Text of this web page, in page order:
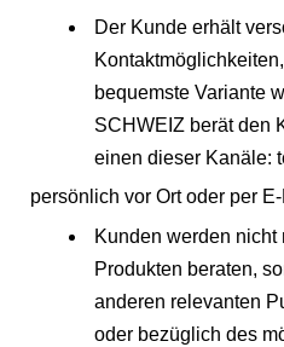
Der Kunde erhält
bequemste Variante
SCHWEIZ berät den
einen dieser Kanäle:
persönlich vor Ort oder per
Kunden werden nicht
Produkten beraten,
anderen relevanten
oder bezüglich des